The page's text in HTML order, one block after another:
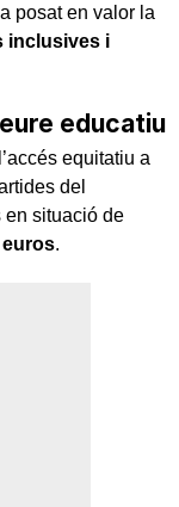
posat en valor la
inclusives i
educatiu
equitatiu a
del
en situació de
euros.